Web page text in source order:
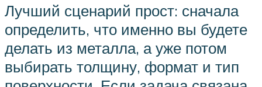
Лучший сценарий прост: сначала
определить, что именно вы будете
делать из металла, а уже потом
выбирать толщину, формат и тип